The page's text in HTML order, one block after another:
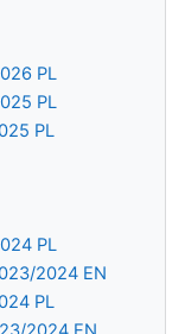
PL
PL
PL
PL
2024 EN
PL